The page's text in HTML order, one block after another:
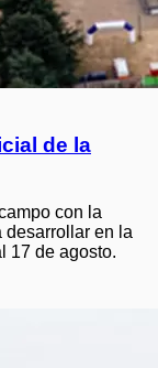
de la
con la
desarrollar en la
17 de agosto.